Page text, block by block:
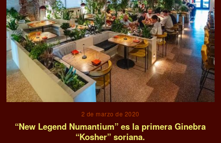
2 de marzo de 2020
“New Legend Numantium” es la primera Ginebra
“Kosher” soriana.